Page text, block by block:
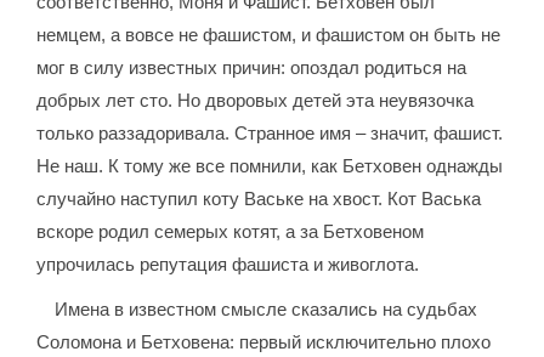
немцем, а вовсе не фашистом, и фашистом он быть не
мог в силу известных причин: опоздал родиться на
добрых лет сто. Но дворовых детей эта неувязочка
только раззадоривала. Странное имя – значит, фашист.
Не наш. К тому же все помнили, как Бетховен однажды
случайно наступил коту Ваське на хвост. Кот Васька
вскоре родил семерых котят, а за Бетховеном
упрочилась репутация фашиста и живоглота.
Имена в известном смысле сказались на судьбах
Соломона и Бетховена: первый исключительно плохо